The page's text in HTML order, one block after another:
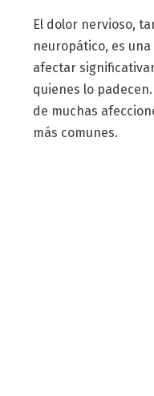
El dolor nervioso,
neuropático, es
afectar
quienes lo
de muchas
más comunes.